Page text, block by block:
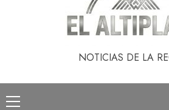
NOTICIAS DE LA
Menú